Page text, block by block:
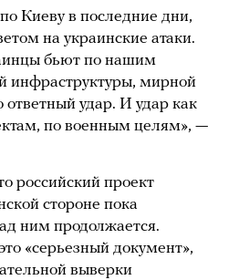
Киеву в последние дни,
на украинские атаки.
бьют по нашим
инфраструктуры, мирной
удар. И удар как
по военным целям», —
российский проект
стороне пока
ним продолжается.
«серьезный документ»,
выверки